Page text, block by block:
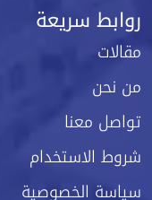
روابط سريعة
مقالات
من نحن
تواصل معنا
شروط الاستخدام
سياسة الخصوصية